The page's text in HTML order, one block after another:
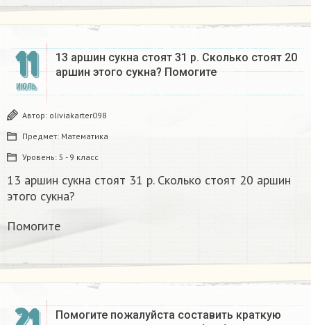
11
ИЮЛЬ
13 аршин сукна стоят 31 р. Сколько стоят 20
аршин этого сукна? Помогите
Автор: oliviakarter098
Предмет: Математика
Уровень: 5 - 9 класс
13 аршин сукна стоят 31 р. Сколько стоят 20 аршин
этого сукна?
Помогите
Помогите пожалуйста составить краткую